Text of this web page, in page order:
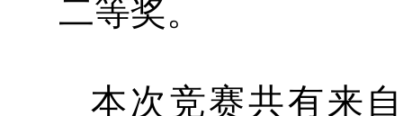
二等奖。
本次竞赛共有来